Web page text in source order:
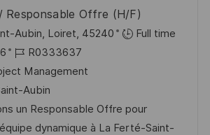
Responsable Offre (H/F)
Aubin, Loiret, 45240
Full time
J
o
b
-
I
R0333637
Management
Aubin
un Responsable Offre pour
dynamique à La Ferté-Saint-